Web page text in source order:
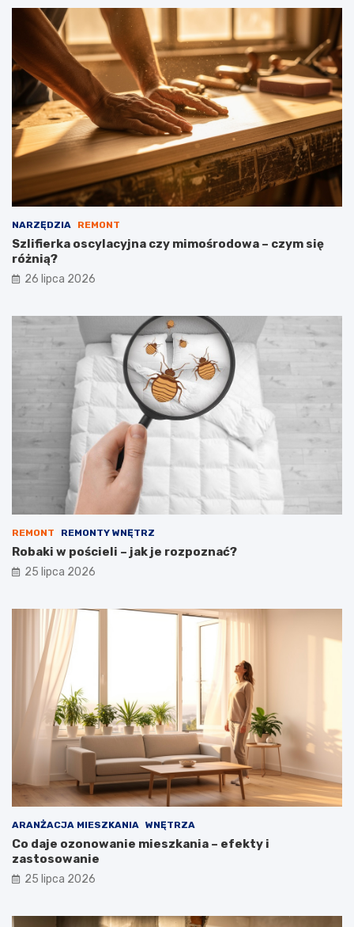
NARZĘDZIA REMONT
Szlifierka oscylacyjna czy mimośrodowa – czym się
różnią?
26 lipca 2026
REMONT REMONTY WNĘTRZ
Robaki w pościeli – jak je rozpoznać?
25 lipca 2026
ARANŻACJA MIESZKANIA WNĘTRZA
Co daje ozonowanie mieszkania – efekty i
zastosowanie
25 lipca 2026